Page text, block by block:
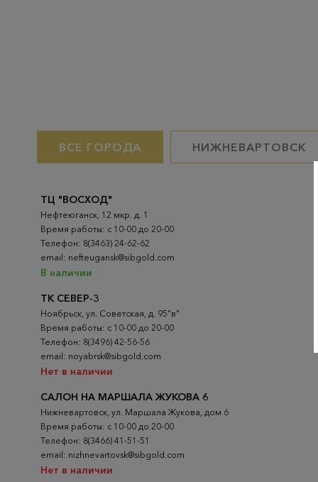
ВСЕ ГОРОДА НИЖНЕВАРТОВСК
ТК СЕВЕР-3
Ноябрьск, ул. Советская, д. 95"в"
Время работы: с 10-00 до 20-00
Телефон: 8(3496) 42-56-56
email: noyabrsk@sibgold.com
Нет в наличии
ТЦ "ВОСХОД"
Нефтеюганск, 12 мкр. д. 1
Время работы: с 10-00 до 20-00
Телефон: 8(3463) 24-62-62
email: nefteugansk@sibgold.com
В наличии
САЛОН НА МАРШАЛА ЖУКОВА 6
Нижневартовск, ул. Маршала Жукова, дом 6
Время работы: с 10-00 до 20-00
Телефон: 8(3466) 41-51-51
email: nizhnevartovsk@sibgold.com
Нет в наличии